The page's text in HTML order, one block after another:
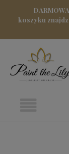
koszyku